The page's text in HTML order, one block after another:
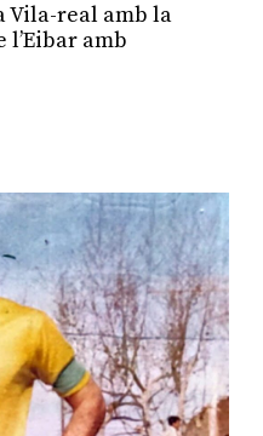
Vila-real amb la
l’Eibar amb